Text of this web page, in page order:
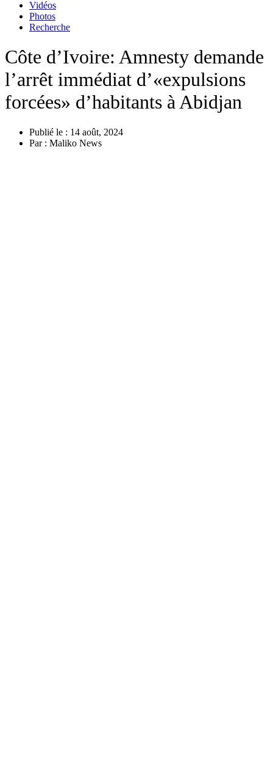
Vidéos
Photos
Recherche
Côte d’Ivoire: Amnesty demande
l’arrêt immédiat d’«expulsions
forcées» d’habitants à Abidjan
Publié le : 14 août, 2024
Par : Maliko News